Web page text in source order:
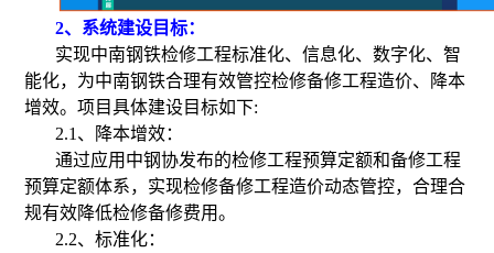
2、系统建设目标：
实现中南钢铁检修工程标准化、信息化、数字化、智
能化，为中南钢铁合理有效管控检修备修工程造价、降本
增效。项目具体建设目标如下:
2.1、降本增效：
通过应用中钢协发布的检修工程预算定额和备修工程
预算定额体系，实现检修备修工程造价动态管控，合理合
规有效降低检修备修费用。
2.2、标准化：